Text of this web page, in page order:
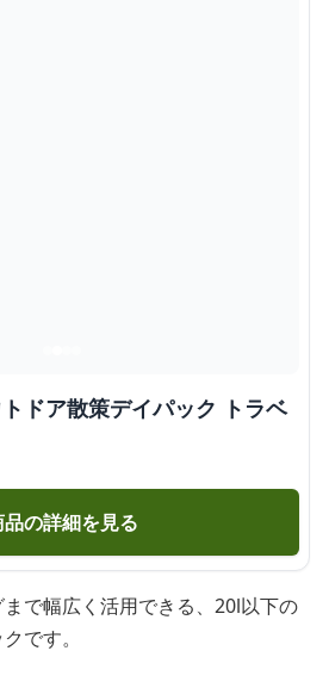
ドア散策デイパック トラベ
品の詳細を見る
で幅広く活用できる、20l以下の
です。